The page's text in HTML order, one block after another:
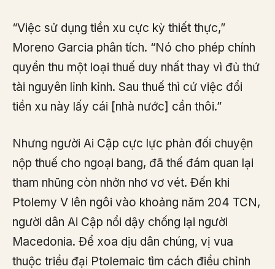
“Việc sử dụng tiền xu cực kỳ thiết thực,”
Moreno Garcia phân tích. “Nó cho phép chính
quyền thu một loại thuế duy nhất thay vì đủ thứ
tài nguyên lỉnh kỉnh. Sau thuế thì cứ việc đổi
tiền xu này lấy cái [nhà nước] cần thôi.”
Nhưng người Ai Cập cực lực phản đối chuyện
nộp thuế cho ngoại bang, đã thế đám quan lại
tham nhũng còn nhởn nhơ vơ vét. Đến khi
Ptolemy V lên ngôi vào khoảng năm 204 TCN,
người dân Ai Cập nổi dậy chống lại người
Macedonia. Để xoa dịu dân chúng, vị vua
thuộc triều đại Ptolemaic tìm cách điều chỉnh